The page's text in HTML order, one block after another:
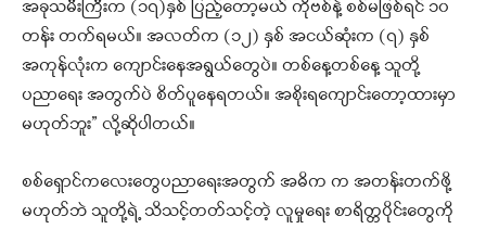
အခုသမီးကြီးက (၁၇)နှစ် ပြည့်တော့မယ် ကိုဗစ်နဲ့ စစ်မဖြစ်ရင် ၁၀
တန်း တက်ရမယ်။ အလတ်က (၁၂) နှစ် အငယ်ဆုံးက (၇) နှစ်
အကုန်လုံးက ကျောင်းနေအရွယ်တွေပဲ။ တစ်နေ့တစ်နေ့ သူတို့
ပညာရေး အတွက်ပဲ စိတ်ပူနေရတယ်။ အစိုးရကျောင်းတော့ထားမှာ
မဟုတ်ဘူး” လို့ဆိုပါတယ်။
စစ်ရှောင်ကလေးတွေပညာရေးအတွက် အဓိက က အတန်းတက်ဖို့
မဟုတ်ဘဲ သူတို့ရဲ့ သိသင့်တတ်သင့်တဲ့ လူမှုရေး စာရိတ္တပိုင်းတွေကို